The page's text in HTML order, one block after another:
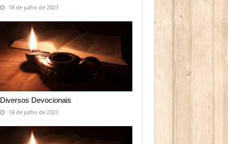
18 de julho de 2023
Diversos Devocionais
18 de julho de 2023